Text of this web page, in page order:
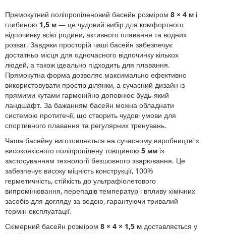
Прямокутний поліпропіленовий басейн розміром 8 × 4 м і
глибиною 1,5 м — це чудовий вибір для комфортного
відпочинку всієї родини, активного плавання та водних
розваг. Завдяки просторій чаші басейн забезпечує
достатньо місця для одночасного відпочинку кількох
людей, а також ідеально підходить для плавання.
Прямокутна форма дозволяє максимально ефективно
використовувати простір ділянки, а сучасний дизайн із
прямими кутами гармонійно доповнює будь-який
ландшафт. За бажанням басейн можна обладнати
системою протитечії, що створить чудові умови для
спортивного плавання та регулярних тренувань.
Чаша басейну виготовляється на сучасному виробництві з
високоякісного поліпропілену товщиною 5 мм із
застосуванням технології безшовного зварювання. Це
забезпечує високу міцність конструкції, 100%
герметичність, стійкість до ультрафіолетового
випромінювання, перепадів температур і впливу хімічних
засобів для догляду за водою, гарантуючи тривалий
термін експлуатації.
Скімерний басейн розміром 8 × 4 × 1,5 м доставляється у